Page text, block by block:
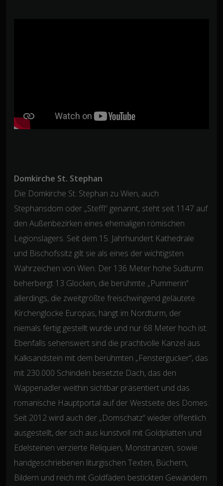
Domkirche St. Stephan
Die Domkirche St. Stephan zu Wien, auch
Stephansdom oder „Steffl“ genannt, steht seit 1147 auf
den Außenbezirken eines ehemaligen römischen
Legionslagers. Seit dem 15. Jahrhundert Kathedrale
und Bischofssitz gilt sie als eines der wichtigsten
Wahrzeichen von Wien. Der 136 Meter hohe Südturm
beherbergt 13 Glocken, die berühmte „Pummerin“
allerdings, die zweitgrößte freischwingend geläutete
Kirchenglocke Europas, hängt im Nordturm, der
niemals fertig gestellt wurde und nur 68 Meter hoch ist.
Ebenfalls sehenswert sind die prachtvolle Kanzel aus
Kalksandstein mit dem berühmten „Fenstergucker“, das
mit 230.000 Schindeln besetzte Dach, das den
Wappenadler weithin sichtbar präsentiert und das
romanische Hauptportal auf der Westseite des Domes.
Seit 2012 wird auch der „Domschatz“ wieder öffentlich
ausgestellt, der sich aus kunstvoll mit Goldplatten und
Edelsteinen verzierte Reliquien, Monstranzen, sowie
handgeschriebenen liturgischen Texten, Büchern,
Bildern und reich mit Goldfäden bestickten Gewändern